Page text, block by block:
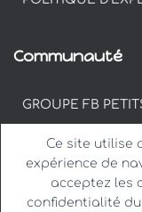
Communauté
GROUPE FB
#PETITSDOM SUR
Ce site utilise
expérience de
acceptez les
confidentialité